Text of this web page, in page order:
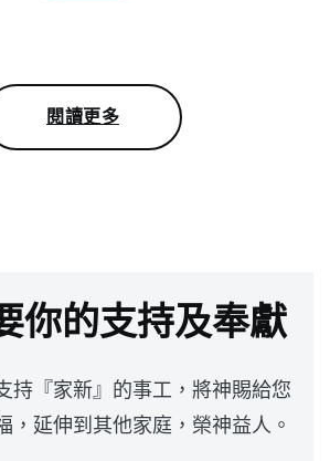
閱讀更多
你的支持及奉獻
持『家新』的事工，將神賜給您
，延伸到其他家庭，榮神益人。